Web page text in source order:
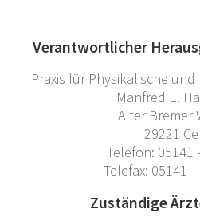
Verantwortlicher
Praxis für Physikalische
Manfred E.
Alter Bremer
29221
Telefon: 05141
Telefax: 05141
Zuständige